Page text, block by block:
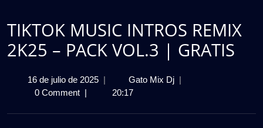
TIKTOK MUSIC INTROS REMIX
2K25 – PACK VOL.3 | GRATIS
16 de julio de 202516| Gato Mix DjTIKTOK
|
0 Comment | 20:17